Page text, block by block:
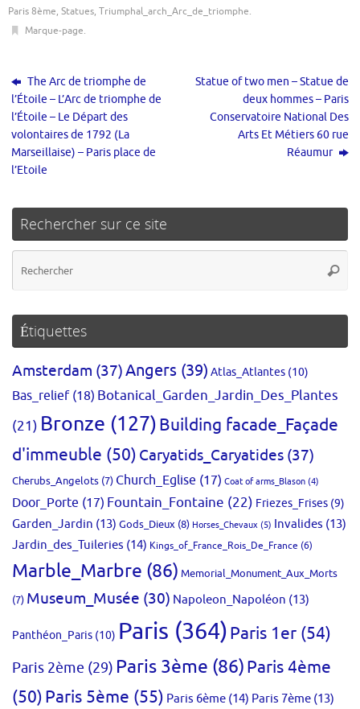
Paris 8ème, Statues, Triumphal_arch_Arc_de_triomphe.
Marque-page.
The Arc de triomphe de
l’Étoile – L’Arc de triomphe de
l’Étoile – Le Départ des
volontaires de 1792 (La
Marseillaise) – Paris place de
l’Etoile
Statue of two men – Statue de
deux hommes – Paris
Conservatoire National Des
Arts Et Métiers 60 rue
Réaumur
Rechercher sur ce site
Étiquettes
Amsterdam (37)Angers (39) Atlas_Atlantes (10)
Bas_relief(18) Botanical_Garden_Jardin_Des_Plantes
(21) Bronze (127)Building facade_Façade
d'immeuble (50) Caryatids_Caryatides (37)
Cherubs_Angelots (7) Church_Eglise (17) Coat of arms_Blason (4)
Door_Porte (17) Fountain_Fontaine (22) Friezes_Frises (9)
Garden_Jardin (13) Gods_Dieux (8) Horses_Chevaux (5) Invalides (13)
Jardin_des_Tuileries (14) Kings_of_France_Rois_De_France (6)
Marble_Marbre (86) Memorial_Monument_Aux_Morts
(7) Museum_Musée (30) Napoleon_Napoléon (13)
Panthéon_Paris (10) Paris (364)Paris 1er (54)
Paris 2ème (29) Paris 3ème (86)Paris 4ème
(50)Paris 5ème (55) Paris 6ème (14) Paris 7ème (13)